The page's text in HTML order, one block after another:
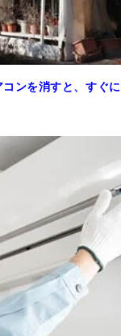
ンを消すと、すぐに